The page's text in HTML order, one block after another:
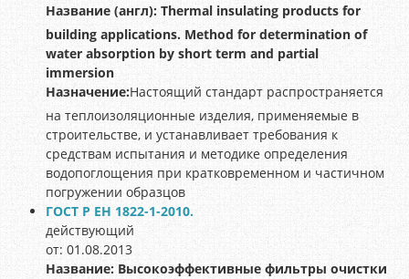
Название (англ): Thermal insulating products for
building applications. Method for determination of
water absorption by short term and partial
immersion
Назначение:Настоящий стандарт распространяется
на теплоизоляционные изделия, применяемые в
строительстве, и устанавливает требования к
средствам испытания и методике определения
водопоглощения при кратковременном и частичном
погружении образцов
ГОСТ Р ЕН 1822-1-2010.
действующий
от: 01.08.2013
Название: Высокоэффективные фильтры очистки